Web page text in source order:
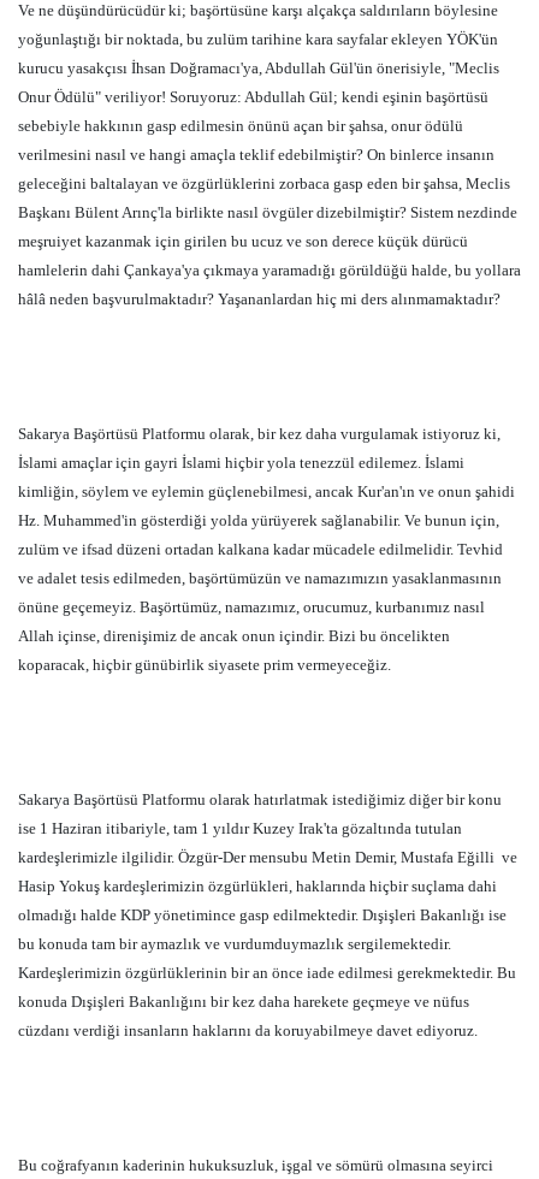
Ve ne düşündürücüdür ki; başörtüsüne karşı alçakça saldırıların böylesine
yoğunlaştığı bir noktada, bu zulüm tarihine kara sayfalar ekleyen YÖK'ün
kurucu yasakçısı İhsan Doğramacı'ya, Abdullah Gül'ün önerisiyle, "Meclis
Onur Ödülü" veriliyor! Soruyoruz: Abdullah Gül; kendi eşinin başörtüsü
sebebiyle hakkının gasp edilmesin önünü açan bir şahsa, onur ödülü
verilmesini nasıl ve hangi amaçla teklif edebilmiştir? On binlerce insanın
geleceğini baltalayan ve özgürlüklerini zorbaca gasp eden bir şahsa, Meclis
Başkanı Bülent Arınç'la birlikte nasıl övgüler dizebilmiştir? Sistem nezdinde
meşruiyet kazanmak için girilen bu ucuz ve son derece küçük dürücü
hamlelerin dahi Çankaya'ya çıkmaya yaramadığı görüldüğü halde, bu yollara
hâlâ neden başvurulmaktadır? Yaşananlardan hiç mi ders alınmamaktadır?
Sakarya Başörtüsü Platformu olarak, bir kez daha vurgulamak istiyoruz ki,
İslami amaçlar için gayri İslami hiçbir yola tenezzül edilemez. İslami
kimliğin, söylem ve eylemin güçlenebilmesi, ancak Kur'an'ın ve onun şahidi
Hz. Muhammed'in gösterdiği yolda yürüyerek sağlanabilir. Ve bunun için,
zulüm ve ifsad düzeni ortadan kalkana kadar mücadele edilmelidir. Tevhid
ve adalet tesis edilmeden, başörtümüzün ve namazımızın yasaklanmasının
önüne geçemeyiz. Başörtümüz, namazımız, orucumuz, kurbanımız nasıl
Allah içinse, direnişimiz de ancak onun içindir. Bizi bu öncelikten
koparacak, hiçbir günübirlik siyasete prim vermeyeceğiz.
Sakarya Başörtüsü Platformu olarak hatırlatmak istediğimiz diğer bir konu
ise 1 Haziran itibariyle, tam 1 yıldır Kuzey Irak'ta gözaltında tutulan
kardeşlerimizle ilgilidir. Özgür-Der mensubu Metin Demir, Mustafa Eğilli ve
Hasip Yokuş kardeşlerimizin özgürlükleri, haklarında hiçbir suçlama dahi
olmadığı halde KDP yönetimince gasp edilmektedir. Dışişleri Bakanlığı ise
bu konuda tam bir aymazlık ve vurdumduymazlık sergilemektedir.
Kardeşlerimizin özgürlüklerinin bir an önce iade edilmesi gerekmektedir. Bu
konuda Dışişleri Bakanlığını bir kez daha harekete geçmeye ve nüfus
cüzdanı verdiği insanların haklarını da koruyabilmeye davet ediyoruz.
Bu coğrafyanın kaderinin hukuksuzluk, işgal ve sömürü olmasına seyirci